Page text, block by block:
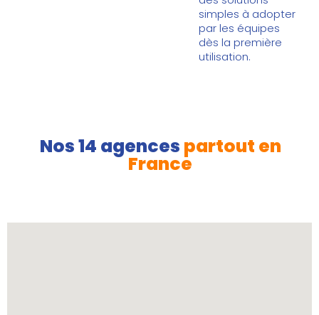
simples à adopter
par les équipes
dès la première
utilisation.
Nos 14 agences partout en
France